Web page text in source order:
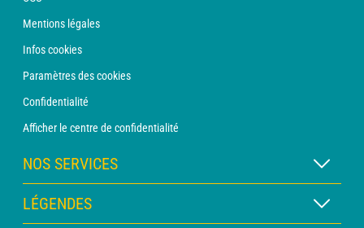
Mentions légales
Infos cookies
Paramètres des cookies
Confidentialité
Afficher le centre de confidentialité
NOS SERVICES
Abonnement METEO Xpert
LÉGENDES